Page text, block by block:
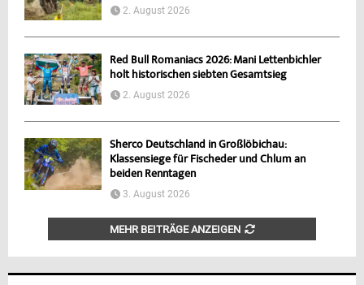
2. August 2026
Red Bull Romaniacs 2026: Mani Lettenbichler
holt historischen siebten Gesamtsieg
2. August 2026
Sherco Deutschland in Großlöbichau:
Klassensiege für Fischeder und Chlum an
beiden Renntagen
3. August 2026
MEHR BEITRÄGE ANZEIGEN